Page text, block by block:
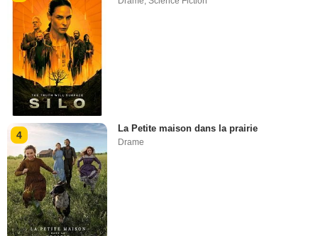
4
La Petite maison dans la prairie
Drame